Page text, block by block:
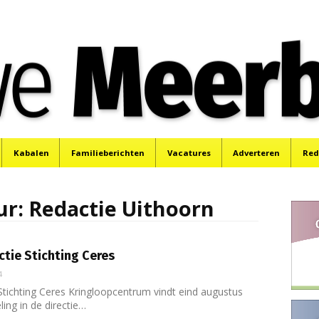
Kabalen Familieberichten Vacatures Adverteren
Redactie Uithoorn
Stichting Ceres
Ceres Kringloopcentrum vindt eind augustus
in de directie…